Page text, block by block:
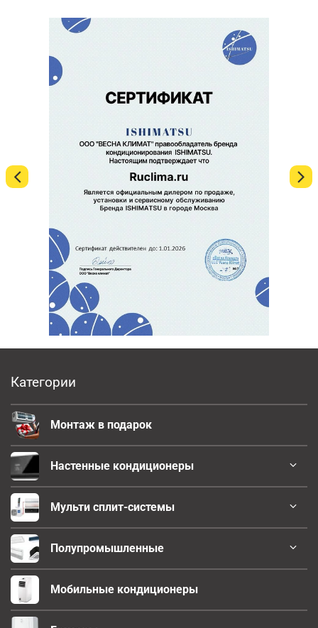
соберем идеальный комплект для вашего дома!
платите потом в комфортном для вас режиме.
✅ При использовании сервиса “Плати частями”
рекомендуем применить промокод Split5 – он
позволит вам приобрести товар в рассрочку на
два месяца без дополнительных переплат!
Категории
Монтаж в подарок
Настенные кондиционеры
Мульти сплит-системы
Полупромышленные
Мобильные кондиционеры